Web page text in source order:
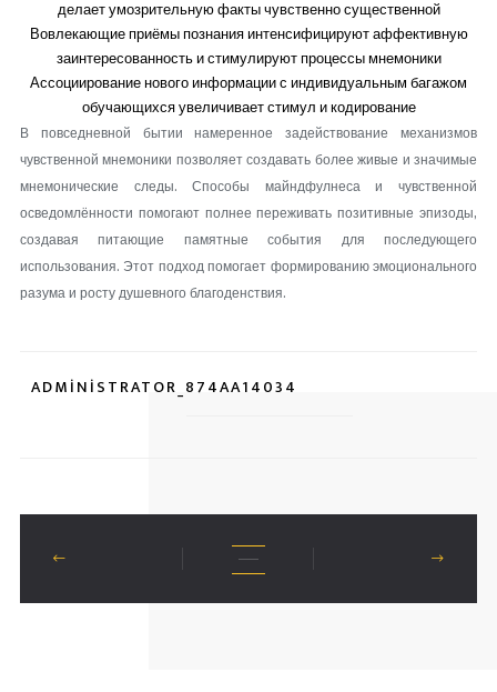
делает умозрительную факты чувственно существенной
Вовлекающие приёмы познания интенсифицируют аффективную
заинтересованность и стимулируют процессы мнемоники
Ассоциирование нового информации с индивидуальным багажом
обучающихся увеличивает стимул и кодирование
В повседневной бытии намеренное задействование механизмов
чувственной мнемоники позволяет создавать более живые и значимые
мнемонические следы. Способы майндфулнеса и чувственной
осведомлённости помогают полнее переживать позитивные эпизоды,
создавая питающие памятные события для последующего
использования. Этот подход помогает формированию эмоционального
разума и росту душевного благоденствия.
ADMINISTRATOR_874AA14034